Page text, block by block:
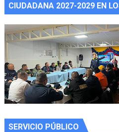
CIUDADANA 2027-2029 EN
SERVICIO PÚBLICO